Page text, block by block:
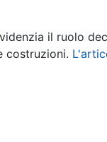
il ruolo
costruzioni.